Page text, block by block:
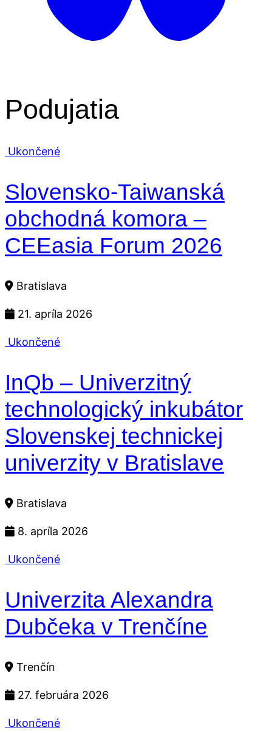
Podujatia
Ukončené
Slovensko-Taiwanská
obchodná komora –
CEEasia Forum 2026
Bratislava
21. apríla 2026
Ukončené
InQb – Univerzitný
technologický inkubátor
Slovenskej technickej
univerzity v Bratislave
Bratislava
8. apríla 2026
Ukončené
Univerzita Alexandra
Dubčeka v Trenčíne
Trenčín
27. februára 2026
Ukončené